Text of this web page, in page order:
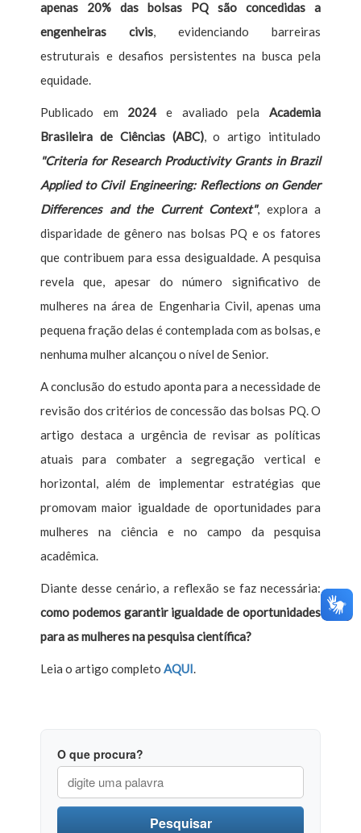
apenas 20% das bolsas PQ são concedidas a
engenheiras civis, evidenciando barreiras
estruturais e desafios persistentes na busca pela
equidade.
Publicado em 2024e avaliado pelaAcademia
Brasileira de Ciências (ABC), o artigo intitulado
"Criteria for Research Productivity Grants in Brazil
Applied to Civil Engineering: Reflections on Gender
Differences and the Current Context", explora a
disparidade de gênero nas bolsas PQ e os fatores
que contribuem para essa desigualdade. A pesquisa
revela que, apesar do número significativo de
mulheres na área de Engenharia Civil, apenas uma
pequena fração delas é contemplada com as bolsas, e
nenhuma mulher alcançou o nível de Senior.
A conclusão do estudo aponta para a necessidade de
revisão dos critérios de concessão das bolsas PQ. O
artigo destaca a urgência de revisar as políticas
atuais para combater a segregação vertical e
horizontal, além de implementar estratégias que
promovam maior igualdade de oportunidades para
mulheres na ciência e no campo da pesquisa
acadêmica.
Diante desse cenário, a reflexão se faz necessária:
como podemos garantir igualdade de oportunidades
para as mulheres na pesquisa científica?
Leia o artigo completo AQUI.
O que procura?
Pesquisar